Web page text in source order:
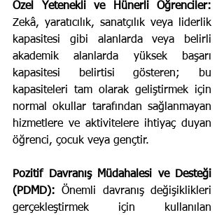
Özel Yetenekli ve Hünerli Öğrenciler:
Zekâ, yaratıcılık, sanatçılık veya liderlik
kapasitesi gibi alanlarda veya belirli
akademik alanlarda yüksek başarı
kapasitesi belirtisi gösteren; bu
kapasiteleri tam olarak geliştirmek için
normal okullar tarafından sağlanmayan
hizmetlere ve aktivitelere ihtiyaç duyan
öğrenci, çocuk veya gençtir.
Pozitif Davranış Müdahalesi ve Desteği
(PDMD): Önemli davranış değişiklikleri
gerçekleştirmek için kullanılan